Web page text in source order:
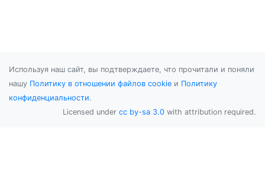
Используя наш сайт, вы подтверждаете, что прочитали и поняли
нашу Политику в отношении файлов cookie и Политику
конфиденциальности.
Licensed under cc by-sa 3.0 with attribution required.